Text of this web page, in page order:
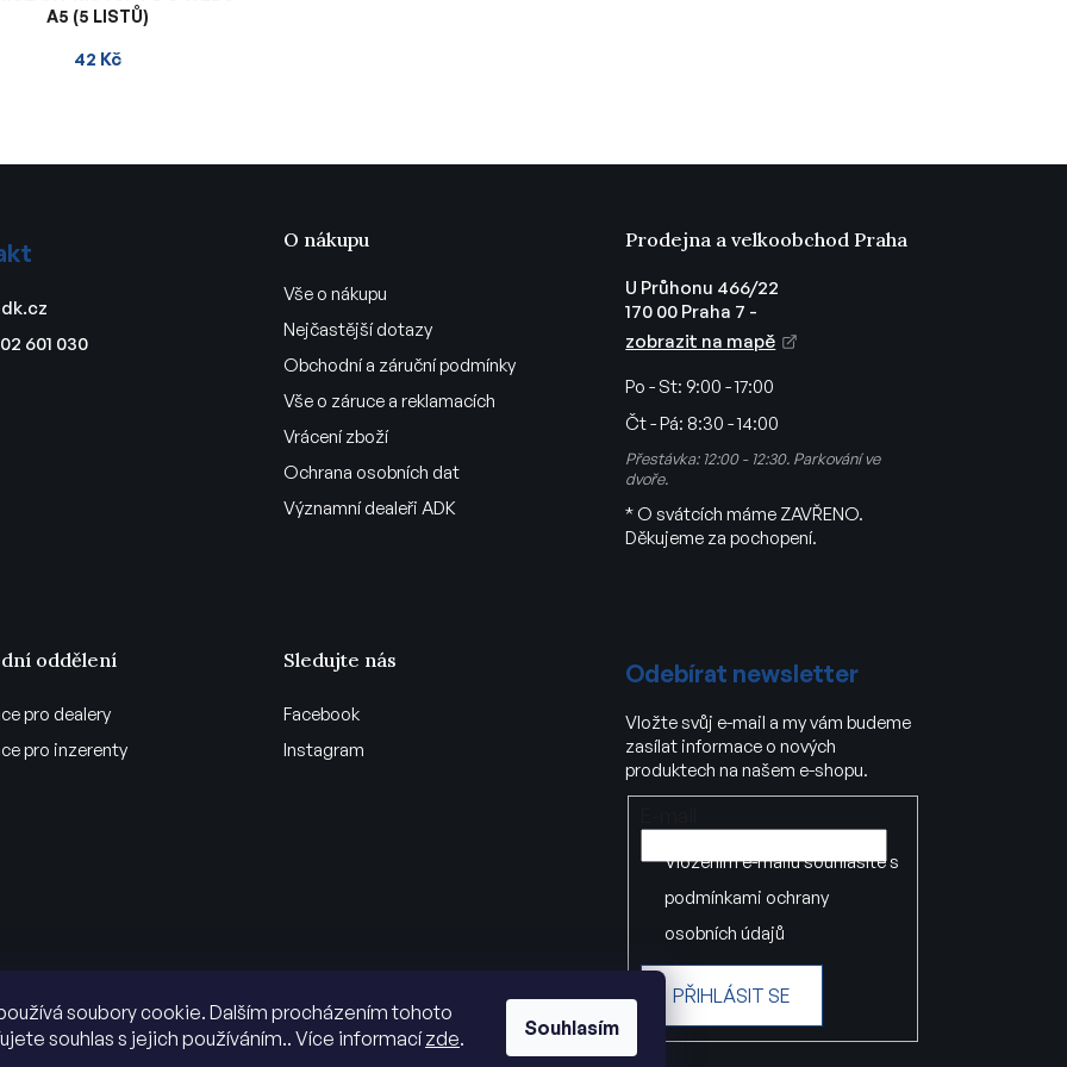
soubory cookie. Dalším procházením tohoto
souhlas s jejich používáním.. Více informacízde. Souhlasím
A5 (5 LISTŮ)
42 Kč
601 030
O nákupu
Vše o nákupu
Nejčastější dotazy
Obchodní a záruční podmínky
Vše o záruce a reklamacích
Vrácení zboží
Ochrana osobních dat
Významní dealeři ADK
Prodejna a velkoobchod Praha
U Průhonu 466/22
170 00 Praha 7 -
zobrazit na mapě
Po - St: 9:00 - 17:00
Čt - Pá: 8:30 - 14:00
Přestávka: 12:00 - 12:30. Parkování ve
dvoře.
* O svátcích máme ZAVŘENO.
Děkujeme za pochopení.
oddělení
pro dealery
pro inzerenty
Sledujte nás
Facebook
Instagram
Odebírat newsletter
Vložte svůj e-mail a my vám budeme
zasílat informace o nových
produktech na našem e-shopu.
Vložením e-mailu souhlasíte s
podmínkami ochrany
osobních údajů
PŘIHLÁSIT SE